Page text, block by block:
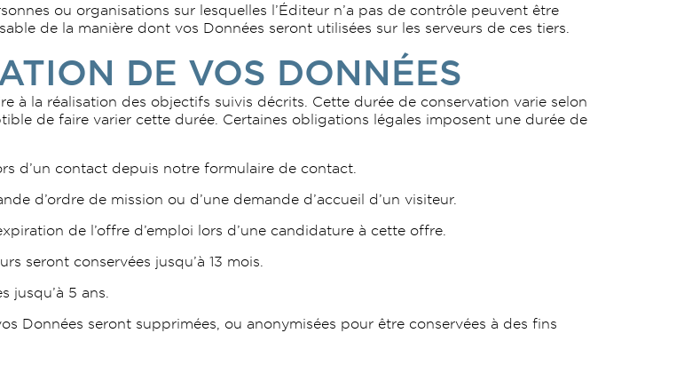
ou organisations sur lesquelles l’Éditeur n’a pas de contrôle peuvent être
de la manière dont vos Données seront utilisées sur les serveurs de ces tiers.
DE VOS DONNÉES
à la réalisation des objectifs suivis décrits. Cette durée de conservation varie selon
de faire varier cette durée. Certaines obligations légales imposent une durée de
d’un contact depuis notre formulaire de contact.
d’ordre de mission ou d’une demande d’accueil d’un visiteur.
de l’offre d’emploi lors d’une candidature à cette offre.
seront conservées jusqu’à 13 mois.
jusqu’à 5 ans.
Données seront supprimées, ou anonymisées pour être conservées à des fins